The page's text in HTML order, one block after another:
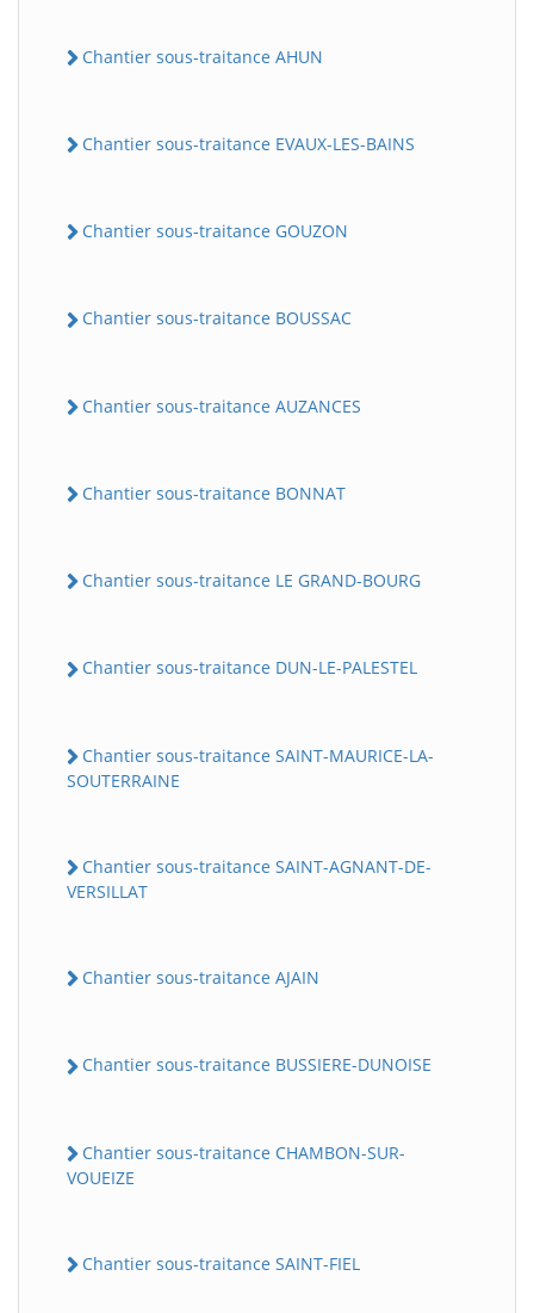
Chantier sous-traitance AHUN
Chantier sous-traitance EVAUX-LES-BAINS
Chantier sous-traitance GOUZON
Chantier sous-traitance BOUSSAC
Chantier sous-traitance AUZANCES
Chantier sous-traitance BONNAT
Chantier sous-traitance LE GRAND-BOURG
Chantier sous-traitance DUN-LE-PALESTEL
Chantier sous-traitance SAINT-MAURICE-LA-
SOUTERRAINE
Chantier sous-traitance SAINT-AGNANT-DE-
VERSILLAT
Chantier sous-traitance AJAIN
Chantier sous-traitance BUSSIERE-DUNOISE
Chantier sous-traitance CHAMBON-SUR-
VOUEIZE
Chantier sous-traitance SAINT-FIEL